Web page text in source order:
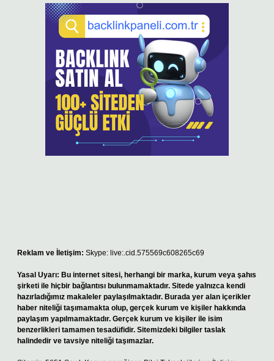
Reklam ve İletişim: Skype: live:.cid.575569c608265c69
Yasal Uyarı: Bu internet sitesi, herhangi bir marka, kurum veya şahıs
şirketi ile hiçbir bağlantısı bulunmamaktadır. Sitede yalnızca kendi
hazırladığımız makaleler paylaşılmaktadır. Burada yer alan içerikler
haber niteliği taşımamakta olup, gerçek kurum ve kişiler hakkında
paylaşım yapılmamaktadır. Gerçek kurum ve kişiler ile isim
benzerlikleri tamamen tesadüfidir. Sitemizdeki bilgiler taslak
halindedir ve tavsiye niteliği taşımazlar.